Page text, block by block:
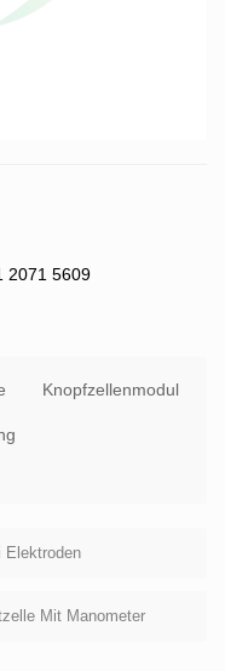
2071 5609
Knopfzellenmodul
Elektroden
Mit Manometer